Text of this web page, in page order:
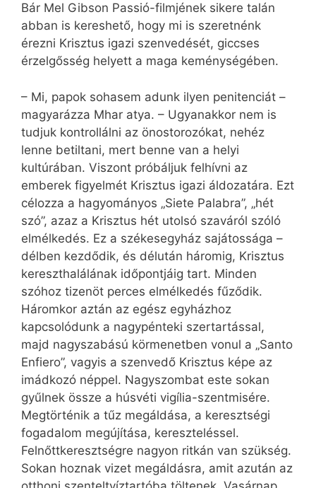
Bár Mel Gibson Passió-filmjének sikere talán
abban is kereshető, hogy mi is szeretnénk
érezni Krisztus igazi szenvedését, giccses
érzelgősség helyett a maga keménységében.
– Mi, papok sohasem adunk ilyen penitenciát –
magyarázza Mhar atya. – Ugyanakkor nem is
tudjuk kontrollálni az önostorozókat, nehéz
lenne betiltani, mert benne van a helyi
kultúrában. Viszont próbáljuk felhívni az
emberek figyelmét Krisztus igazi áldozatára. Ezt
célozza a hagyományos „Siete Palabra”, „hét
szó”, azaz a Krisztus hét utolsó szaváról szóló
elmélkedés. Ez a székesegyház sajátossága –
délben kezdődik, és délután háromig, Krisztus
kereszthalálának időpontjáig tart. Minden
szóhoz tizenöt perces elmélkedés fűződik.
Háromkor aztán az egész egyházhoz
kapcsolódunk a nagypénteki szertartással,
majd nagyszabású körmenetben vonul a „Santo
Enfiero”, vagyis a szenvedő Krisztus képe az
imádkozó néppel. Nagyszombat este sokan
gyűlnek össze a húsvéti vigília-szentmisére.
Megtörténik a tűz megáldása, a keresztségi
fogadalom megújítása, kereszteléssel.
Felnőttkeresztségre nagyon ritkán van szükség.
Sokan hoznak vizet megáldásra, amit azután az